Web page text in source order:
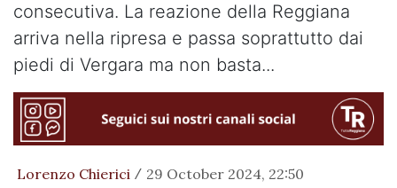
consecutiva. La reazione della Reggiana
arriva nella ripresa e passa soprattutto dai
piedi di Vergara ma non basta...
Lorenzo Chierici / 29 October 2024, 22:50